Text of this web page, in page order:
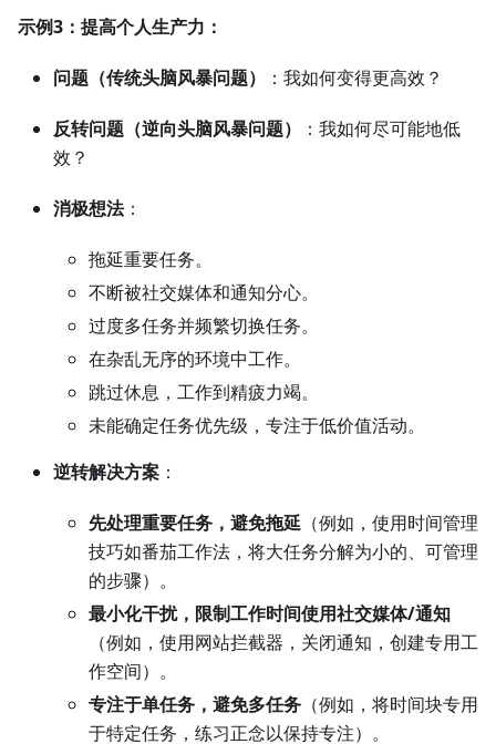
示例3：提高个人生产力：
问题（传统头脑风暴问题） ：我如何变得更高效？
反转问题（逆向头脑风暴问题）
：我如何尽可能地低
效？
消极想法：
拖延重要任务。
不断被社交媒体和通知分心。
过度多任务并频繁切换任务。
在杂乱无序的环境中工作。
跳过休息，工作到精疲力竭。
未能确定任务优先级，专注于低价值活动。
逆转解决方案 ：
先处理重要任务，避免拖延 （例如，使用时间管理
技巧如番茄工作法，将大任务分解为小的、可管理
的步骤）。
最小化干扰，限制工作时间使用社交媒体/通知
（例如，使用网站拦截器，关闭通知，创建专用工
作空间）。
专注于单任务，避免多任务 （例如，将时间块专用
于特定任务，练习正念以保持专注）。